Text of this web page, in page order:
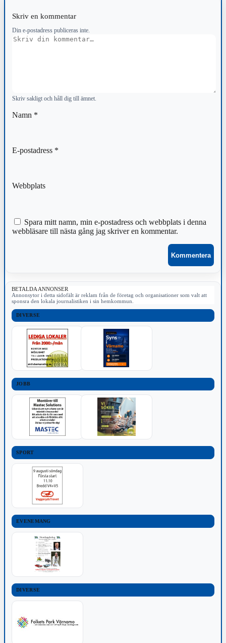
Skriv en kommentar
Din e-postadress publiceras inte.
Kommentar
Skriv sakligt och håll dig till ämnet.
Namn *
E-postadress *
Webbplats
Spara mitt namn, min e-postadress och webbplats i denna
webbläsare till nästa gång jag skriver en kommentar.
BETALDA ANNONSER
Annonsytor i detta sidofält är reklam från de företag och organisationer som valt att
sponsra den lokala journalistiken i sin hemkommun.
DIVERSE
JOBB
SPORT
EVENEMANG
DIVERSE